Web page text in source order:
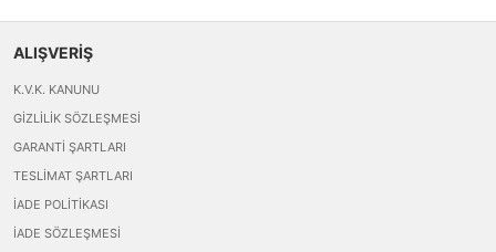
ALIŞVERİŞ
K.V.K. KANUNU
GIZLILIK SÖZLEŞMESI
GARANTI ŞARTLARI
TESLIMAT ŞARTLARI
İADE POLITIKASI
İADE SÖZLEŞMESI